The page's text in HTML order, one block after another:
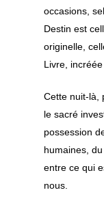
occasions,
Destin est
originelle,
Livre,
Cette nuit-là,
le sacré
possession
humaines,
entre ce qui
nous.